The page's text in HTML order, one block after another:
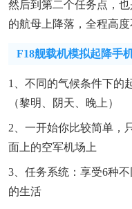
然后到第二个任务点，
的航母上降落，全程高度
F18舰载机模拟起降手
1、不同的气候条件下的
（黎明、阴天、晚上）
2、一开始你比较简单，
面上的空军机场上
3、任务系统：享受6种
的生活